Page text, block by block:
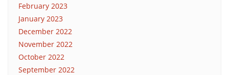
February 2023
January 2023
December 2022
November 2022
October 2022
September 2022